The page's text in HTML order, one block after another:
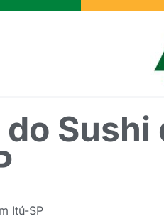
Sushi
Itú-SP